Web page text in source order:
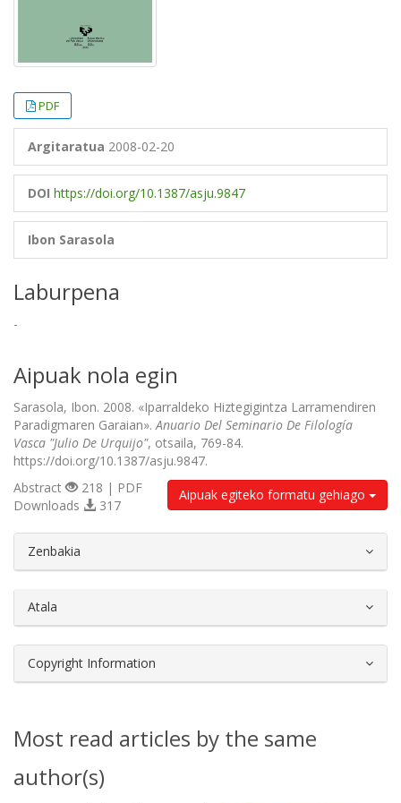
PDF
Argitaratua 2008-02-20
DOI https://doi.org/10.1387/asju.9847
Ibon Sarasola
Laburpena
-
Aipuak nola egin
Sarasola, Ibon. 2008. «Iparraldeko Hiztegigintza Larramendiren
Paradigmaren Garaian». Anuario Del Seminario De Filología
Vasca "Julio De Urquijo", otsaila, 769-84.
https://doi.org/10.1387/asju.9847.
Aipuak egiteko formatu gehiago
Abstract
218 | PDF
Downloads
317
Zenbakia
Atala
Copyright Information
Most read articles by the same
author(s)